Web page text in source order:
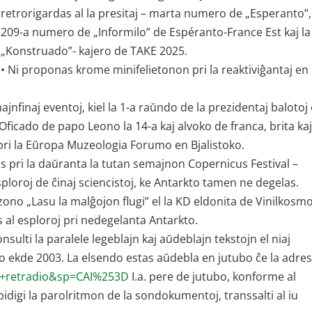
retrorigardas al la presitaj – marta numero de
209-a numero de „Informilo” de Espéranto-France Est kaj la
„Konstruado”- kajero de TAKE 2025.
• Ni proponas krome minifelietonon pri la reaktiviĝantaj en
eventoj, kiel la 1-a raŭndo de la prezidentaj balotoj
de papo Leono la 14-a kaj alvoko de franca, brita kaj
la Eŭropa Muzeologia Forumo en Bjalistoko.
pri la daŭranta la tutan semajnon Copernicus Festival –
de ĉinaj sciencistoj, ke Antarkto tamen ne degelas.
„Lasu la malĝojon flugi” el la KD eldonita de
esploroj pri nedegelanta Antarkto.
la paralele legeblajn kaj aŭdeblajn tekstojn el niaj
2003. La elsendo estas aŭdebla en jutubo ĉe la
I.a. pere de jutubo, konforme al
la parolritmon de la sondokumentoj, transsalti al iu